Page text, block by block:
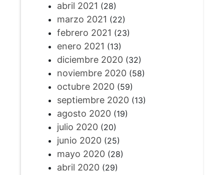
abril 2021 (28)
marzo 2021 (22)
febrero 2021 (23)
enero 2021 (13)
diciembre 2020(32)
noviembre 2020(58)
octubre 2020(59)
septiembre 2020(13)
agosto 2020(19)
julio 2020(20)
junio 2020(25)
mayo 2020(28)
abril 2020(29)